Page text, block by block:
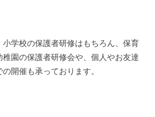
小学校の保護者研修はもちろん、保育
稚園の保護者研修会や、個人やお友達
開催も承っております。